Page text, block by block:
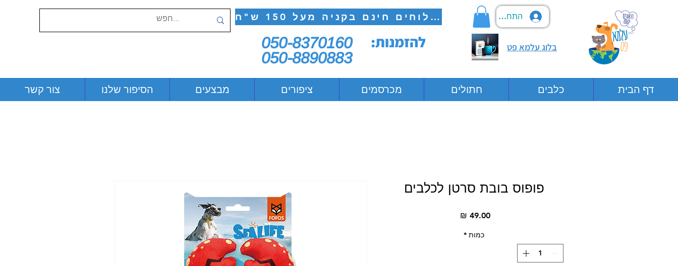
משלוחים חינם בקניה מעל 150 ש"ח
050-8370160
050-8890883
להזמנות:
התחבר
בלוג עלמא פט
צור קשר הסיפור שלנו מבצעים ציפורים מכרסמים חתולים כלבים דף הבית
פופוס בובת סרטן לכלבים
כמות *